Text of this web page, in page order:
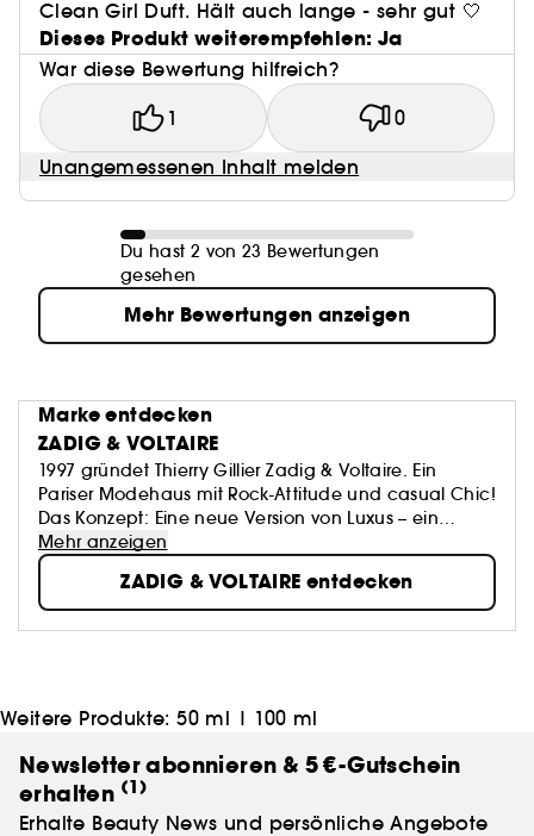
Clean Girl Duft. Hält auch lange - sehr gut 🤍
Dieses Produkt weiterempfehlen: Ja
War diese Bewertung hilfreich?
1 0
Unangemessenen Inhalt melden
Du hast 2 von 23 Bewertungen
gesehen
Mehr Bewertungen anzeigen
Marke entdecken
ZADIG & VOLTAIRE
1997 gründet Thierry Gillier Zadig & Voltaire. Ein
Pariser Modehaus mit Rock-Attitude und casual Chic!
Das Konzept: Eine neue Version von Luxus – ein
lässiger Luxus, ein Mix aus hochwertigen Materialien
wie Kaschmir, Leder, Seide – gepaart mit coolen,
alltagstauglichen Schnitten. Doch Z&V ist vielmehr
als nur eine Modemarke – IT’S A STATE OF MIND. Eine
Lebensart. Die Marke hat Rock im Blut. Die Kunst ist
Mehr anzeigen
ZADIG & VOLTAIRE entdecken
Weitere Produkte:50 ml | 100 ml
Newsletter abonnieren & 5 €-Gutschein
erhalten (1)
Erhalte Beauty News und persönliche Angebote